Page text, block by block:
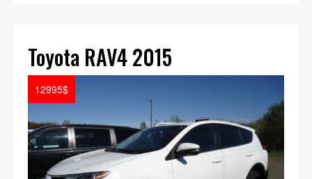
Toyota RAV4 2015
12995$